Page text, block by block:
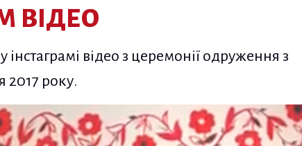
ВІДЕО
інстаграмі відео з церемонії одруження з
2017 року.